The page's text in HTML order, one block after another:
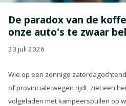
De paradox van de
onze auto's te zwaar
23 juli 2026
Wie op een zonnige
of provinciale wegen rijdt, ziet een
volgeladen met kampeerspullen op